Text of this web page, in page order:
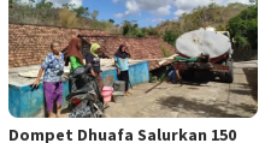
Dompet Dhuafa Salurkan 150